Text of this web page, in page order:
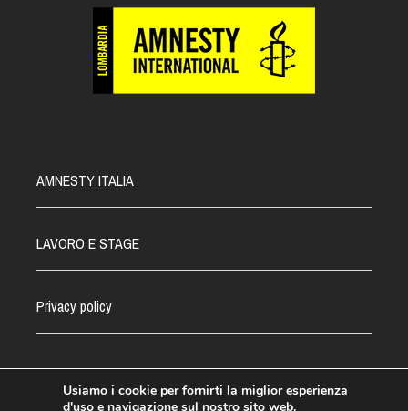
AMNESTY ITALIA
LAVORO E STAGE
Privacy policy
Usiamo i cookie per fornirti la miglior esperienza
d'uso e navigazione sul nostro sito web.